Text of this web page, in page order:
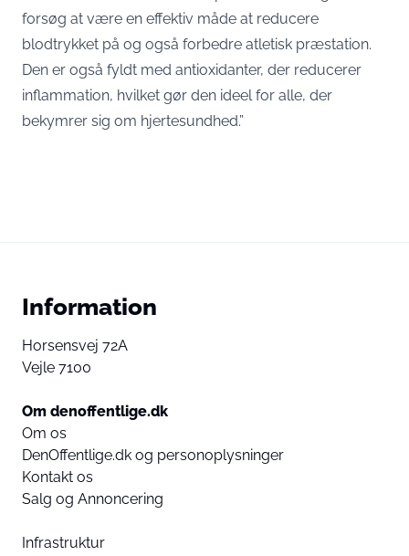
forsøg at være en effektiv måde at reducere
blodtrykket på og også forbedre atletisk præstation.
Den er også fyldt med antioxidanter, der reducerer
inflammation, hvilket gør den ideel for alle, der
bekymrer sig om hjertesundhed.”
Information
Horsensvej 72A
Vejle 7100
Om denoffentlige.dk
Om os
DenOffentlige.dk og personoplysninger
Kontakt os
Salg og Annoncering
Infrastruktur